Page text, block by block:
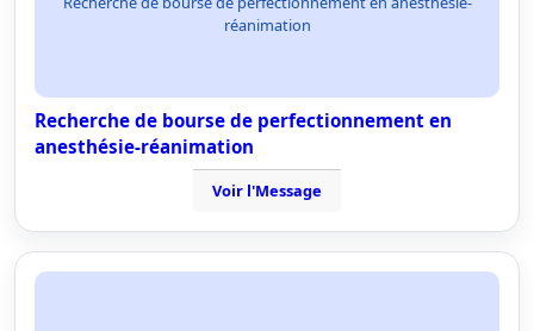
réanimation
Recherche de bourse de perfectionnement en
anesthésie-réanimation
Voir l'Message